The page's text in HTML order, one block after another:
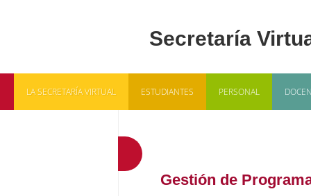
LA SECRETARÍA VIRTUAL ESTUDIANTES PERSONAL
Gestión de